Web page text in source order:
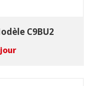
C9BU2